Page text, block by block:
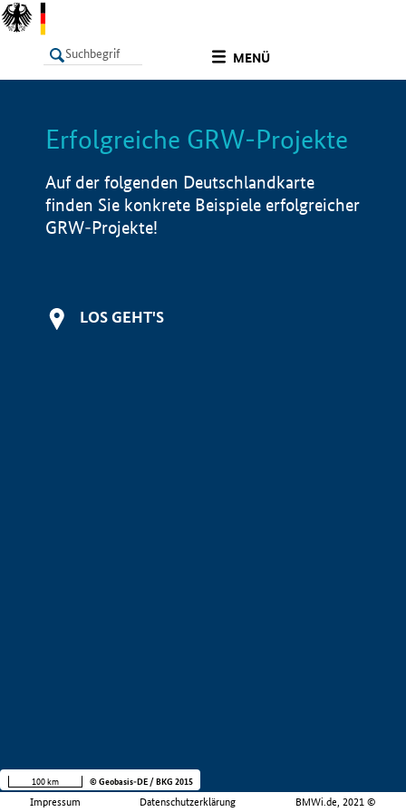
MENÜ
LISTE Info
Erfolgreiche GRW-Projekte
Auf der folgenden Deutschlandkarte
finden Sie konkrete Beispiele erfolgreicher
GRW-Projekte!
LOS GEHT'S
Impressum Datenschutzerklärung BMWi.de, 2021 ©
100 km © Geobasis-DE / BKG 2015